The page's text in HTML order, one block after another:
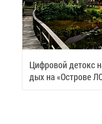
Циф­ро­вой де­токс
дых на «Ост­ро­ве
вить си­лы